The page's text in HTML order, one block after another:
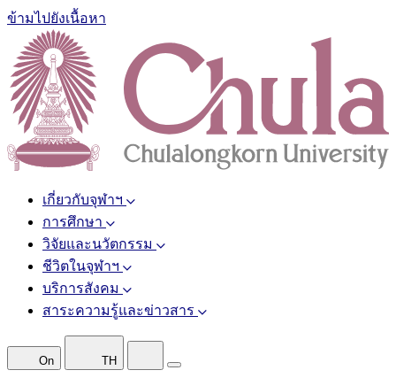
ข้ามไปยังเนื้อหา
เกี่ยวกับจุฬาฯ
การศึกษา
วิจัยและนวัตกรรม
ชีวิตในจุฬาฯ
บริการสังคม
สาระความรู้และข่าวสาร
On TH